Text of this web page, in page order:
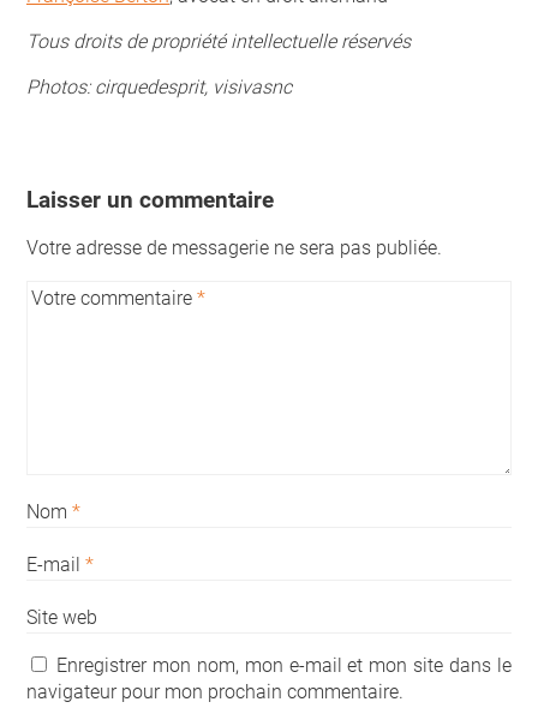
Tous droits de propriété intellectuelle réservés
Photos: cirquedesprit, visivasnc
Laisser un commentaire
Votre adresse de messagerie ne sera pas publiée.
Votre commentaire *
Nom *
E-mail *
Site web
Enregistrer mon nom, mon e-mail et mon site dans le
navigateur pour mon prochain commentaire.